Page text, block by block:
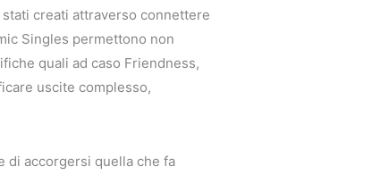
creati attraverso connettere
Singles permettono non
quali ad caso Friendness,
uscite complesso,
di accorgersi quella che fa